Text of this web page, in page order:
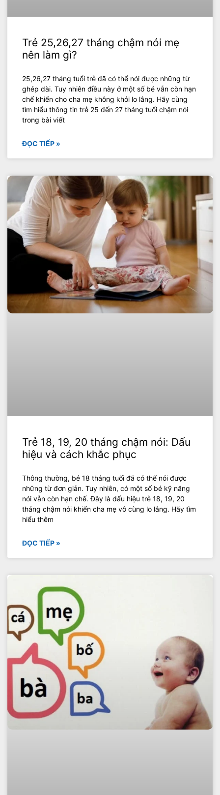
Trẻ 25,26,27 tháng chậm nói mẹ
nên làm gì?
25,26,27 tháng tuổi trẻ đã có thể nói được những từ
ghép dài. Tuy nhiên điều này ở một số bé vẫn còn hạn
chế khiến cho cha mẹ không khỏi lo lắng. Hãy cùng
tìm hiểu thông tin trẻ 25 đến 27 tháng tuổi chậm nói
trong bài viết
ĐỌC TIẾP »
Trẻ 18, 19, 20 tháng chậm nói: Dấu
hiệu và cách khắc phục
Thông thường, bé 18 tháng tuổi đã có thể nói được
những từ đơn giản. Tuy nhiên, có một số bé kỹ năng
nói vẫn còn hạn chế. Đây là dấu hiệu trẻ 18, 19, 20
tháng chậm nói khiến cha mẹ vô cùng lo lắng. Hãy tìm
hiểu thêm
ĐỌC TIẾP »